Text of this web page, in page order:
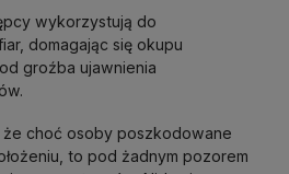
wykorzystują do
domagając się okupu
groźba ujawnienia
że choć osoby poszkodowane
to pod żadnym pozorem